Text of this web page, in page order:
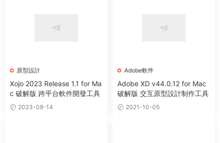
原型設計
Xojo 2023 Release 1.1 for Ma
c 破解版 跨平台軟件開發工具
2023-08-14
Adobe軟件
Adobe XD v44.0.12 for Mac
破解版 交互原型設計制作工具
2021-10-05